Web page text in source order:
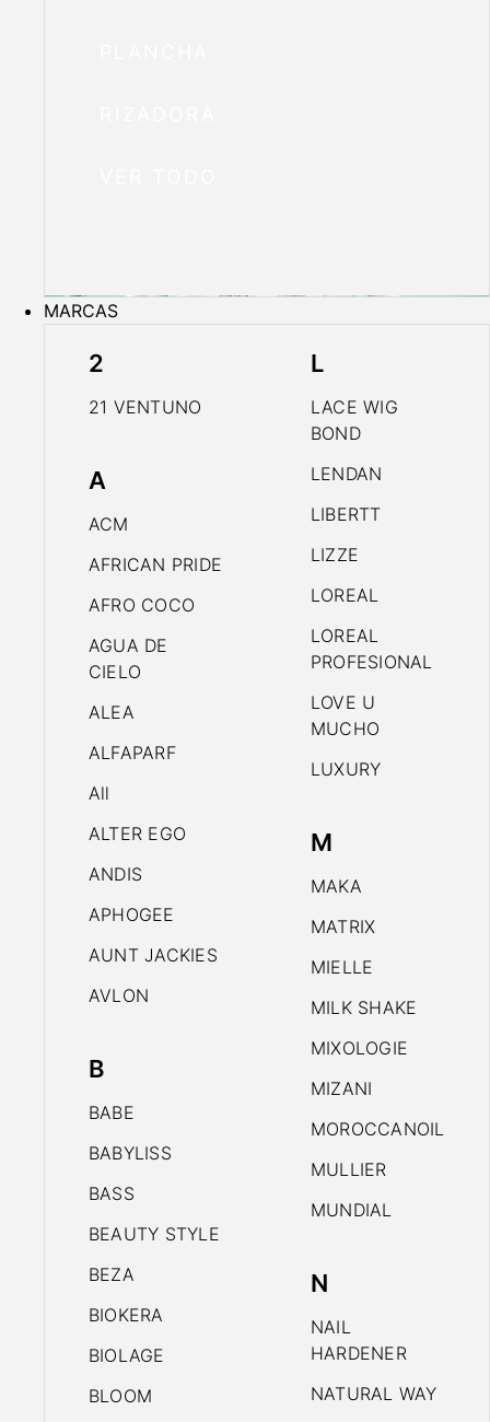
MARCAS
2
21 VENTUNO
A
ACM
AFRICAN PRIDE
AFRO COCO
AGUA DE
CIELO
ALEA
ALFAPARF
All
ALTER EGO
ANDIS
APHOGEE
AUNT JACKIES
AVLON
B
BABE
BABYLISS
BASS
BEAUTY STYLE
BEZA
BIOKERA
BIOLAGE
BLOOM
L
LACE WIG
BOND
LENDAN
LIBERTT
LIZZE
LOREAL
LOREAL
PROFESIONAL
LOVE U
MUCHO
LUXURY
M
MAKA
MATRIX
MIELLE
MILK SHAKE
MIXOLOGIE
MIZANI
MOROCCANOIL
MULLIER
MUNDIAL
N
NAIL
HARDENER
NATURAL WAY